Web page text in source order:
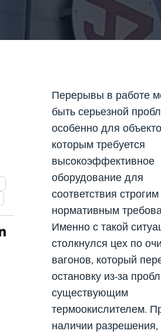
Перерывы в работе
быть серьезной
особенно для
которым требуется
высокоэффективное
оборудование для
соответствия строгим
нормативным
Именно с такой
столкнулся цех по
вагонов, который
остановку из-за
существующим
термоокислителем.
наличии разрешения,